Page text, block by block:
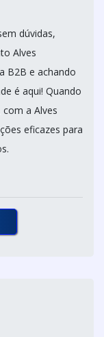
dúvidas,
Alves
B2B e achando
é aqui! Quando
a Alves
eficazes para